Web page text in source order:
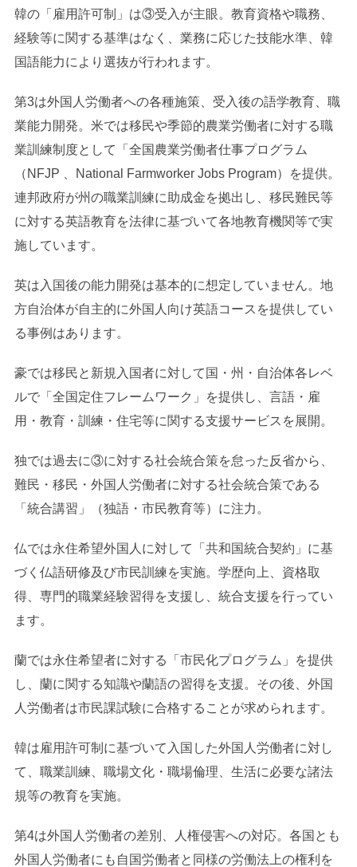
韓の「雇用許可制」は③受入が主眼。教育資格や職務、
経験等に関する基準はなく、業務に応じた技能水準、韓
国語能力により選抜が行われます。
第3は外国人労働者への各種施策、受入後の語学教育、職
業能力開発。米では移民や季節的農業労働者に対する職
業訓練制度として「全国農業労働者仕事プログラム
（NFJP 、National Farmworker Jobs Program）を提供。
連邦政府が州の職業訓練に助成金を拠出し、移民難民等
に対する英語教育を法律に基づいて各地教育機関等で実
施しています。
英は入国後の能力開発は基本的に想定していません。地
方自治体が自主的に外国人向け英語コースを提供してい
る事例はあります。
豪では移民と新規入国者に対して国・州・自治体各レベ
ルで「全国定住フレームワーク」を提供し、言語・雇
用・教育・訓練・住宅等に関する支援サービスを展開。
独では過去に③に対する社会統合策を怠った反省から、
難民・移民・外国人労働者に対する社会統合策である
「統合講習」（独語・市民教育等）に注力。
仏では永住希望外国人に対して「共和国統合契約」に基
づく仏語研修及び市民訓練を実施。学歴向上、資格取
得、専門的職業経験習得を支援し、統合支援を行ってい
ます。
蘭では永住希望者に対する「市民化プログラム」を提供
し、蘭に関する知識や蘭語の習得を支援。その後、外国
人労働者は市民課試験に合格することが求められます。
韓は雇用許可制に基づいて入国した外国人労働者に対し
て、職業訓練、職場文化・職場倫理、生活に必要な諸法
規等の教育を実施。
第4は外国人労働者の差別、人権侵害への対応。各国とも
外国人労働者にも自国労働者と同様の労働法上の権利を